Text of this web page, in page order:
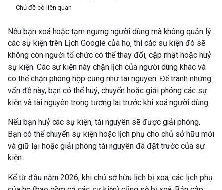
Chủ đề có liên quan
Nếu bạn xoá hoặc tạm ngưng người dùng mà không quản lý
các sự kiện trên Lịch Google của họ, thì các sự kiện đó sẽ
không còn người tổ chức có thể thay đổi, cập nhật hoặc huỷ
sự kiện. Các sự kiện này chặn lịch của người dùng khác và
có thể chặn phòng họp cũng như tài nguyên. Để tránh những
vấn đề này, bạn có thể huỷ, chuyển hoặc giải phóng các sự
kiện và tài nguyên trong tương lai trước khi xoá người dùng.
Nếu bạn huỷ các sự kiện, tài nguyên sẽ được giải phóng.
Bạn có thể chuyển sự kiện hoặc lịch phụ cho chủ sở hữu mới
và giữ lại hoặc giải phóng tài nguyên đã đặt trước của sự
kiện.
Kể từ đầu năm 2026, khi chủ sở hữu lịch bị xoá, các lịch phụ